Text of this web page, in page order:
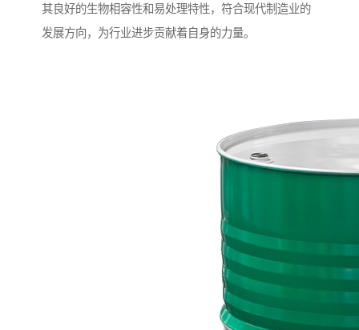
其良好的生物相容性和易处理特性，符合现代制造业的
发展方向，为行业进步贡献着自身的力量。